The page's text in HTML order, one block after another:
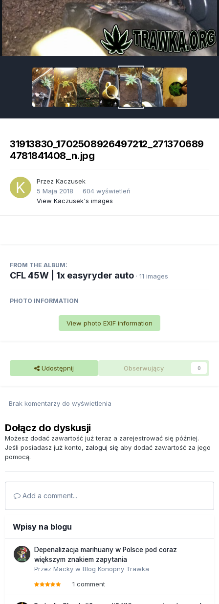
Image Tools
31913830_1702508926497212_271370689
4781841408_n.jpg
Przez Kaczusek
5 Maja 2018
604 wyświetleń
View Kaczusek's images
FROM THE ALBUM:
CFL 45W | 1x easyryder auto · 11 images
PHOTO INFORMATION
View photo EXIF information
Udostępnij Obserwujący 0
Brak komentarzy do wyświetlenia
Dołącz do dyskusji
Możesz dodać zawartość już teraz a zarejestrować się później.
Jeśli posiadasz już konto, zaloguj się aby dodać zawartość za jego
pomocą.
Add a comment...
Wpisy na blogu
Depenalizacja marihuany w Polsce pod coraz
większym znakiem zapytania
Przez Macky w Blog Konopny Trawka
1 comment